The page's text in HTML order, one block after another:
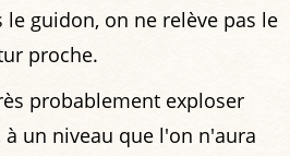
guidon, on ne relève pas le
proche.
probablement exploser
un niveau que l'on n'aura